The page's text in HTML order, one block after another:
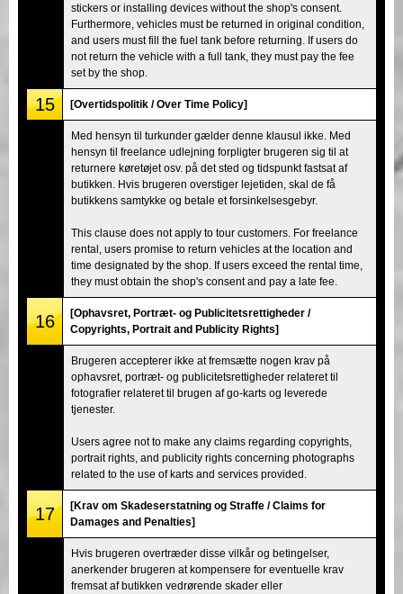
stickers or installing devices without the shop's consent.
Furthermore, vehicles must be returned in original condition,
and users must fill the fuel tank before returning. If users do
not return the vehicle with a full tank, they must pay the fee
set by the shop.
15 [Overtidspolitik / Over Time Policy]
Med hensyn til turkunder gælder denne klausul ikke. Med
hensyn til freelance udlejning forpligter brugeren sig til at
returnere køretøjet osv. på det sted og tidspunkt fastsat af
butikken. Hvis brugeren overstiger lejetiden, skal de få
butikkens samtykke og betale et forsinkelsesgebyr.
This clause does not apply to tour customers. For freelance
rental, users promise to return vehicles at the location and
time designated by the shop. If users exceed the rental time,
they must obtain the shop's consent and pay a late fee.
16
[Ophavsret, Portræt- og Publicitetsrettigheder /
Copyrights, Portrait and Publicity Rights]
Brugeren accepterer ikke at fremsætte nogen krav på
ophavsret, portræt- og publicitetsrettigheder relateret til
fotografier relateret til brugen af go-karts og leverede
tjenester.
Users agree not to make any claims regarding copyrights,
portrait rights, and publicity rights concerning photographs
related to the use of karts and services provided.
17
[Krav om Skadeserstatning og Straffe / Claims for
Damages and Penalties]
Hvis brugeren overtræder disse vilkår og betingelser,
anerkender brugeren at kompensere for eventuelle krav
fremsat af butikken vedrørende skader eller